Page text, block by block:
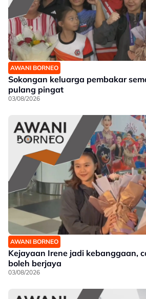
AWANI BORNEO
Sokongan keluarga pembakar
pulang pingat
03/08/2026
AWANI BORNEO
Kejayaan Irene jadi kebanggaan,
boleh berjaya
03/08/2026